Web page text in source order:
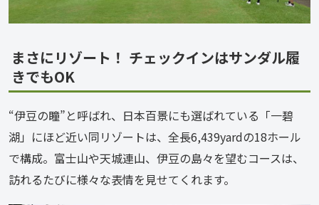
まさにリゾート！ チェックインはサンダル履
きでもOK
“伊豆の瞳”と呼ばれ、日本百景にも選ばれている「一碧
湖」にほど近い同リゾートは、全長6,439yardの18ホール
で構成。富士山や天城連山、伊豆の島々を望むコースは、
訪れるたびに様々な表情を見せてくれます。